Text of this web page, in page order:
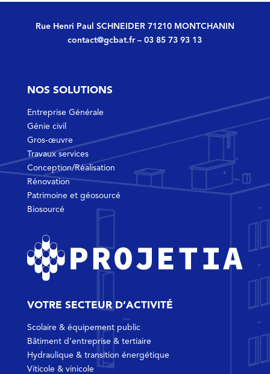
Rue Henri Paul SCHNEIDER 71210 MONTCHANIN
contact@gcbat.fr–03 85 73 93 13
NOS SOLUTIONS
Entreprise Générale
Génie civil
Gros-œuvre
Travaux services
Conception/Réalisation
Rénovation
Patrimoine et géosourcé
Biosourcé
VOTRE SECTEUR D’ACTIVITÉ
Scolaire & équipement public
Bâtiment d’entreprise & tertiaire
Hydraulique & transition énergétique
Viticole & vinicole